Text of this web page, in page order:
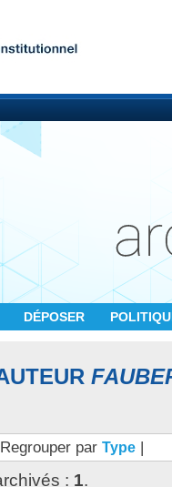
DÉPOSER
Regrouper par Type |
: 1.